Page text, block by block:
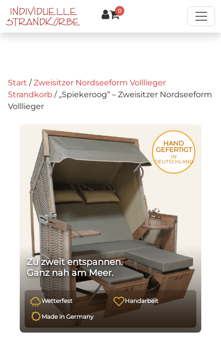
Zum Hauptinhalt springen
0
Start /Zweisitzer Nordseeform Volllieger
Strandkorb / „Spiekeroog“ – Zweisitzer Nordseeform
Volllieger
HAND
GEFERTIGT
IN
DEUTSCHLAND
Zu zweit entspannen.
Ganz nah am Meer.
Wetterfest Handarbeit
Made in Germany